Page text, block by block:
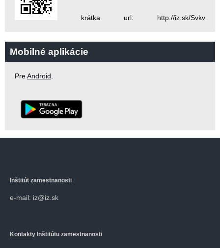
krátka url: http://iz.sk/Svkv
Mobilné aplikácie
PreAndroid
Inštitút zamestnanosti
e-mail: iz@iz.sk
Kontakty Inštitútu zamestnanosti